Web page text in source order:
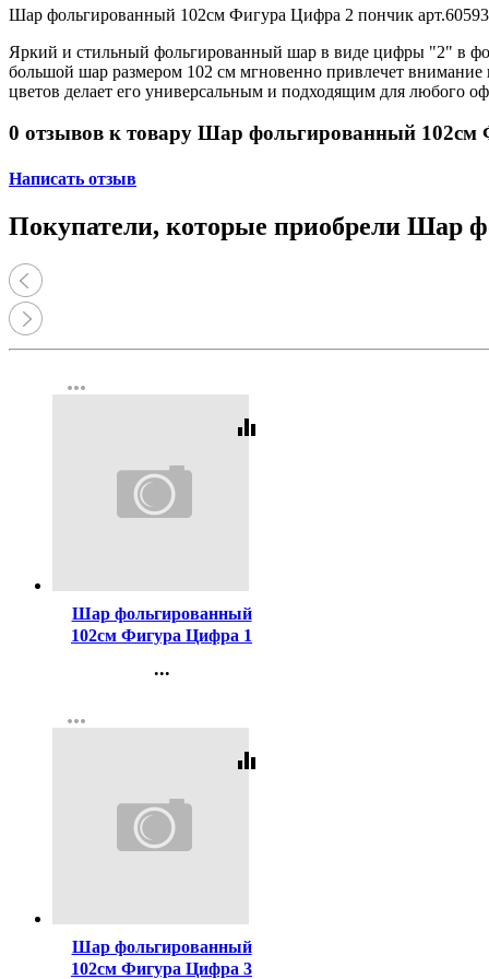
Принтеры, копиры, МФУ
Оборудование банковское
Шредеры
Шар фольгированный 102см Фигура Цифра 2 пончик
Яркий и стильный фольгированный шар в виде цифры "2" в
большой шар размером 102 см мгновенно привлечет
цветов делает его универсальным и подходящим для любого
0 отзывов к товару Шар фольгированный 102см
Написать отзыв
Покупатели, которые приобрели Шар
more_horiz
equalizer
Шар фольгированный
102см Фигура Цифра 1
...
Регистрация
more_horiz
equalizer
Шар фольгированный
102см Фигура Цифра 3